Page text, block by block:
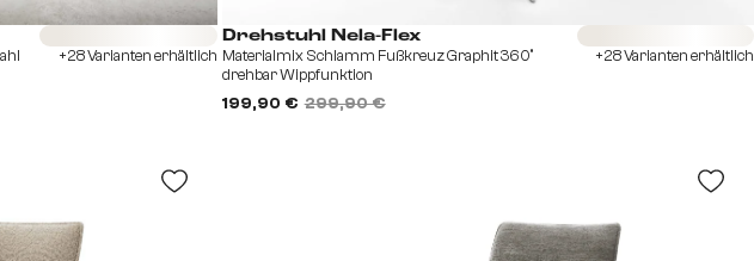
+28 Varianten erhältlich
Drehstuhl Nela-Flex
Materialmix Schlamm Fußkreuz Graphit 360°
drehbar Wippfunktion
199,90 € 299,90 €
+28 Varianten erhältlich